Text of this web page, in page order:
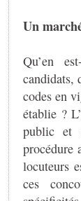
Un
Qu’en
candidats,
codes en
établie ?
public et
procédure
locuteurs
ces